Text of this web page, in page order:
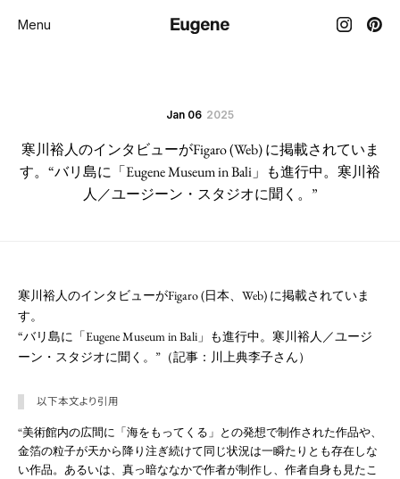
Menu
Jan 06 2025
寒川裕人のインタビューがFigaro (Web) に掲載されていま
す。“バリ島に「Eugene Museum in Bali」も進行中。寒川裕
人／ユージーン・スタジオに聞く。”
寒川裕人のインタビューがFigaro (日本、Web) に掲載されていま
す。
“バリ島に「Eugene Museum in Bali」も進行中。寒川裕人／ユージ
ーン・スタジオに聞く。”（記事：川上典李子さん）
以下本文より引用
“美術館内の広間に「海をもってくる」との発想で制作された作品や、
金箔の粒子が天から降り注ぎ続けて同じ状況は一瞬たりとも存在しな
い作品。あるいは、真っ暗ななかで作者が制作し、作者自身も見たこ